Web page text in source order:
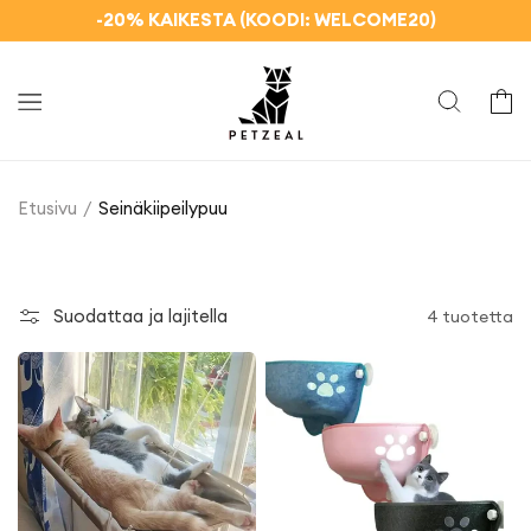
sisältöön
-20% KAIKESTA (KOODI: WELCOME20)
Kori
Etusivu Seinäkiipeilypuu
Suodattaa ja lajitella 4 tuotetta